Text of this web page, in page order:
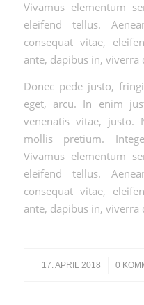
Vivamus elementum
eleifend tellus.
consequat vitae,
ante, dapibus in, viverra
Donec pede justo,
eget, arcu. In enim
venenatis vitae, justo.
mollis pretium.
Vivamus elementum
eleifend tellus.
consequat vitae,
ante, dapibus in, viverra
17. APRIL 2018
/ 0